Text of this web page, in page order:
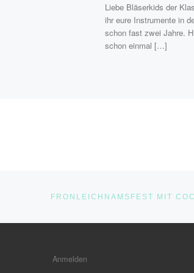
Liebe Bläserkids der
ihr eure Instrumente in
schon fast zwei Jahre.
schon einmal […]
FRONLEICHNAMSFEST MIT
Anmelden